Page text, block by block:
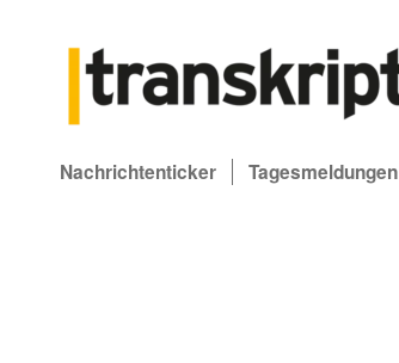
Nachrichtenticker Tagesmeldungen